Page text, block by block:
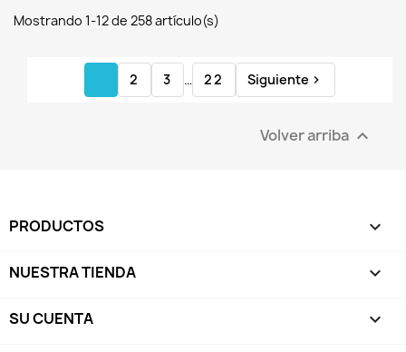
Mostrando 1-12 de 258 artículo(s)
2 3 … 22 Siguiente 
Volver arriba 
PRODUCTOS 
NUESTRA TIENDA 
SU CUENTA 